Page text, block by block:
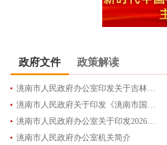
政府文件 政策解读
洮南市人民政府办公室印发关于吉林洮南经济开发区工业用地“标准地”出让实施方案...
洮南市人民政府关于印发《洮南市国民经济和社会发展第十五个五年规划纲要》的通知
洮南市人民政府办公室关于印发2026年度洮南市人民政府重大行政决策事项目录的通知
洮南市人民政府办公室机关简介